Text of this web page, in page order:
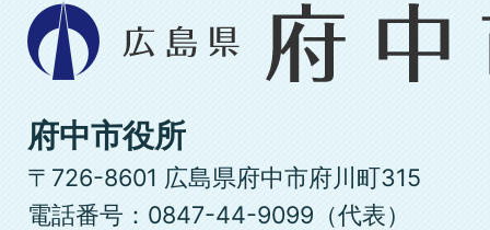
広
島
県
府
中
市
府中市役所
〒726-8601 広島県府中市府川町315
電話番号：0847-44-9099（代表）